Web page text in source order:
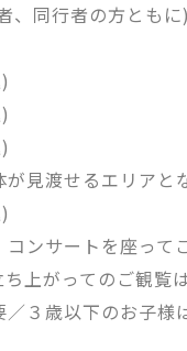
、同行者の方とも
見渡せるエリアとな
ンサートを座って
上がってのご観覧
３歳以下のお子様